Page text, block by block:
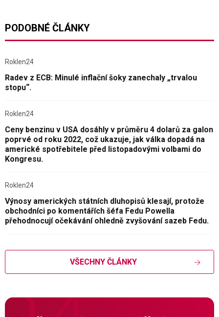
PODOBNÉ ČLÁNKY
Roklen24
Radev z ECB: Minulé inflační šoky zanechaly „trvalou
stopu“.
Roklen24
Ceny benzinu v USA dosáhly v průměru 4 dolarů za galon
poprvé od roku 2022, což ukazuje, jak válka dopadá na
americké spotřebitele před listopadovými volbami do
Kongresu.
Roklen24
Výnosy amerických státních dluhopisů klesají, protože
obchodníci po komentářích šéfa Fedu Powella
přehodnocují očekávání ohledně zvyšování sazeb Fedu.
VŠECHNY ČLÁNKY